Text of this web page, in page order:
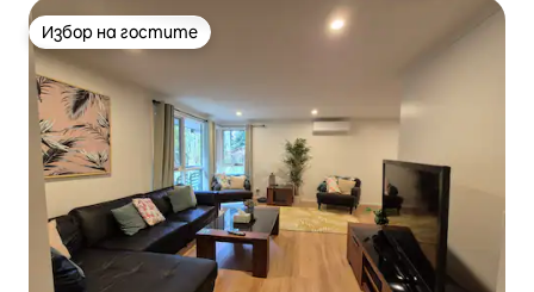
Избор на гостите
Избор на гостите